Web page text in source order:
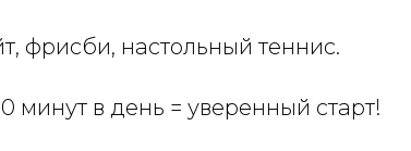
фрисби, настольный теннис.
минут в день = уверенный старт!